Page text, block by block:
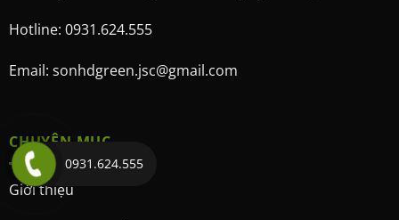
Hotline: 0931.624.555
Email: sonhdgreen.jsc@gmail.com
CHUYÊN MỤC
Giới thiệu
0931.624.555